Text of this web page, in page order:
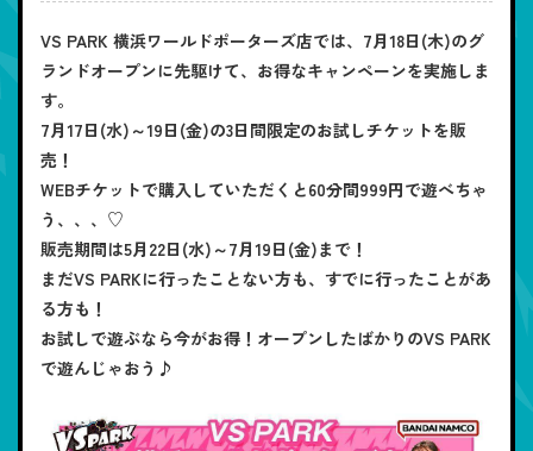
VS PARK 横浜ワールドポーターズ店では、7月18日(木)のグ
ランドオープンに先駆けて、お得なキャンペーンを実施しま
す。
7月17日(水)～19日(金)の3日間限定のお試しチケットを販
売！
WEBチケットで購入していただくと60分間999円で遊べちゃ
う、、、♡
販売期間は5月22日(水)～7月19日(金)まで！
まだVS PARKに行ったことない方も、すでに行ったことがあ
る方も！
お試しで遊ぶなら今がお得！オープンしたばかりのVS PARK
で遊んじゃおう♪